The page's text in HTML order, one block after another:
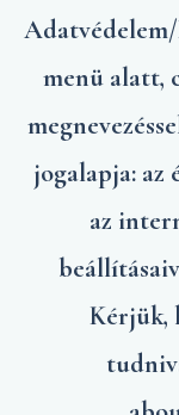
menü alatt,
jogalapja: az
az
Kérjük,